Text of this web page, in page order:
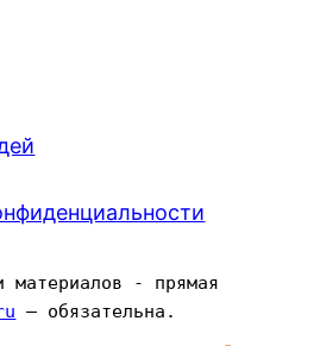
материалов - прямая
— обязательна.